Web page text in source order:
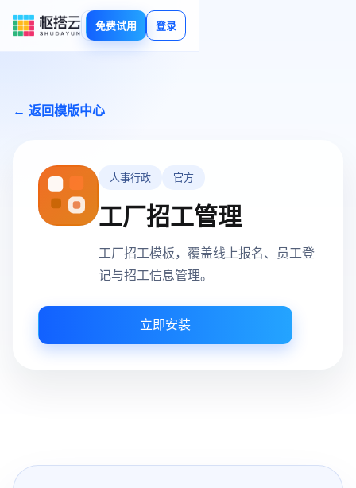
免费试用 登录
← 返回模版中心
人事行政 官方
工厂招工管理
工厂招工模板，覆盖线上报名、员工登
记与招工信息管理。
立即安装